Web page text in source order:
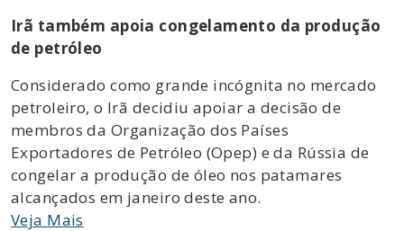
Irã também apoia congelamento da produção
de petróleo
Considerado como grande incógnita no mercado
petroleiro, o Irã decidiu apoiar a decisão de
membros da Organização dos Países
Exportadores de Petróleo (Opep) e da Rússia de
congelar a produção de óleo nos patamares
alcançados em janeiro deste ano.
Veja Mais